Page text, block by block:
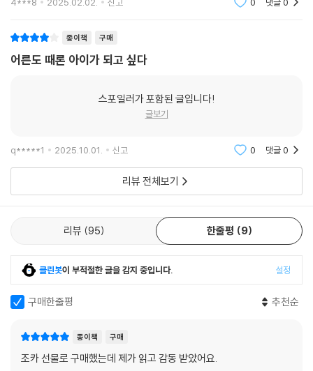
아 있다. 무기력한 세상 속에서 살아가는 두렵고 초조한 마음, 힘든 상황 속
비추는 듯하다.
나보내고 홀로 남겨진 아이, 잠든 할머니를 지키며 힘들게 삶을 유지하는
얻는다. 그리고 눈을 감은 어른과 잠들지 않은 어른의 차이를 생각하며 ‘어
른’과 ‘책임’에 대해서 곰곰 고민해 보게 된다.
괴로운 일을 겪을지도 모른다. 하지만 우린 계속 깨어 있을 것이다. 꿈의 목
소리에 잠식되지 않을 것이다. (221면)
어른이 되면 잠들어 버리는 세계이기에 아이들은 어른이 되기를 주저하기
겠다고 다짐한다. 책임을 다해 자신과 타인을 돌보며 삶을 꾸려 가는 아이
현실을 도피하고 싶은 우리에게 발을 디디고 살아갈 힘을 주는 한 줄기 빛
같은 소설이다.
종이책 구매
어른도 때론 아이가 되고 싶다
스포일러가 포함된 글입니다!
글보기
q*****1 2025.10.01. 신고 0 댓글0
리뷰 전체보기
리뷰 95 한줄평 9
클린봇이 부적절한 글을 감지 중입니다. 설정
구매한줄평 추천순
종이책 구매
조카 선물로 구매했는데 제가 읽고 감동 받았어요.